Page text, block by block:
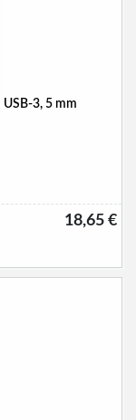
USB-3, 5 mm
18,65 €